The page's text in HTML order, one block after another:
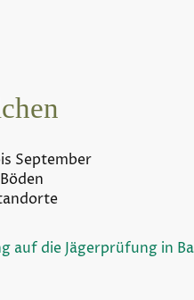
September
auf die Jägerprüfung in